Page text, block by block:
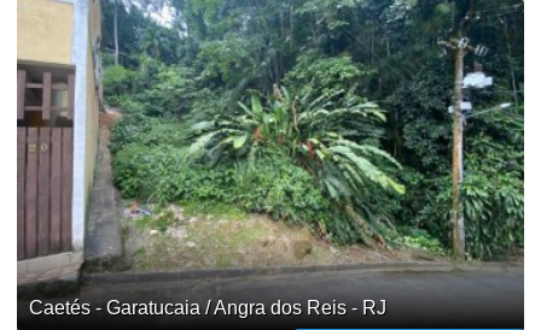
Caetés - Garatucaia / Angra dos Reis - RJ